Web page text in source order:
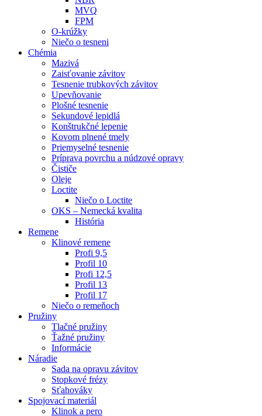
MVQ
FPM
O-krúžky
Niečo o tesneni
Chémia
Mazivá
Zaisťovanie závitov
Tesnenie trubkových závitov
Upevňovanie
Plošné tesnenie
Sekundové lepidlá
Konštrukčné lepenie
Kovom plnené tmely
Priemyselné tesnenie
Príprava povrchu a núdzové opravy
Čističe
Oleje
Loctite
Niečo o Loctite
OKS – Nemecká kvalita
História
Remene
Klinové remene
Profi 9,5
Profil 10
Profi 12,5
Profil 13
Profil 17
Niečo o remeňoch
Pružiny
Tlačné pružiny
Ťažné pružiny
Informácie
Náradie
Sada na opravu závitov
Stopkové frézy
Sťahováky
Spojovací materiál
Klinok a pero